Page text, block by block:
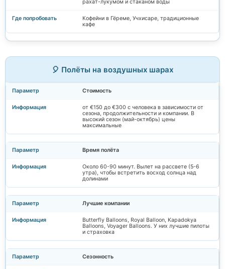
рахат-лукумом и стаканом воды
Кофейни в Гёреме, Учхисаре, традиционные
кафе
🎈 Полёты на воздушных шарах
Стоимость
от €150 до €300 с человека в зависимости от
сезона, продолжительности и компании. В
высокий сезон (май-октябрь) цены
максимальные
Время полёта
Около 60-90 минут. Вылет на рассвете (5-6
утра), чтобы встретить восход солнца над
долинами
Лучшие компании
Butterfly Balloons, Royal Balloon, Kapadokya
Balloons, Voyager Balloons. У них лучшие пилоты
и страховка
Сезонность